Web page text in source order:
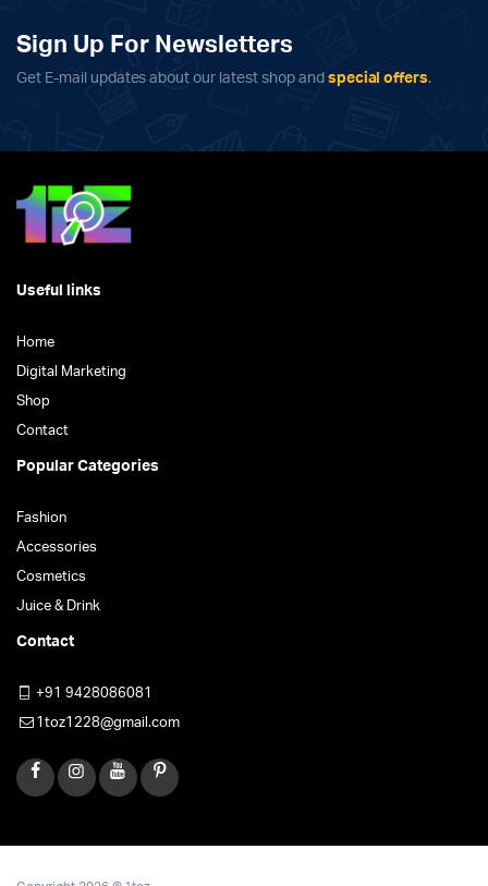
Sign Up For Newsletters
Get E-mail updates about our latest shop and special offers.
Useful links
Home
Digital Marketing
Shop
Contact
Popular Categories
Fashion
Accessories
Cosmetics
Juice & Drink
Contact
+91 9428086081
1toz1228@gmail.com